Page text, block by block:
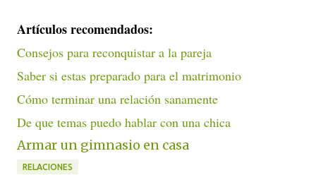
Artículos recomendados:
Consejos para reconquistar a la pareja
Saber si estas preparado para el matrimonio
Cómo terminar una relación sanamente
De que temas puedo hablar con una chica
Armar un gimnasio en casa
RELACIONES